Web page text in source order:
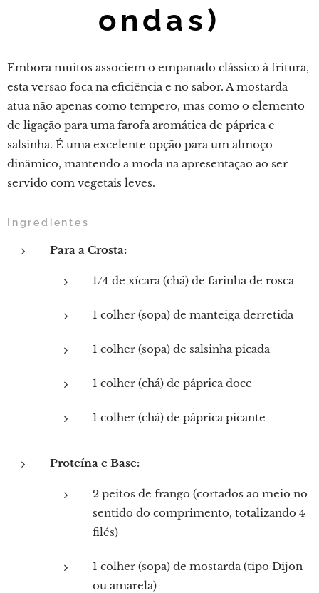
ondas)
Embora muitos associem o empanado clássico à fritura,
esta versão foca na eficiência e no sabor. A mostarda
atua não apenas como tempero, mas como o elemento
de ligação para uma farofa aromática de páprica e
salsinha. É uma excelente opção para um almoço
dinâmico, mantendo a moda na apresentação ao ser
servido com vegetais leves.
Ingredientes
Para a Crosta:
1/4 de xícara (chá) de farinha de rosca
1 colher (sopa) de manteiga derretida
1 colher (sopa) de salsinha picada
1 colher (chá) de páprica doce
1 colher (chá) de páprica picante
Proteína e Base:
2 peitos de frango (cortados ao meio no
sentido do comprimento, totalizando 4
filés)
1 colher (sopa) de mostarda (tipo Dijon
ou amarela)